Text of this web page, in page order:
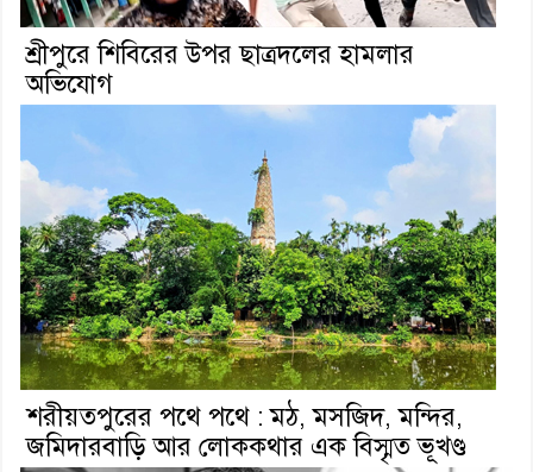
শ্রীপুরে শিবিরের উপর ছাত্রদলের হামলার
অভিযোগ
শরীয়তপুরের পথে পথে : মঠ, মসজিদ, মন্দির,
জমিদারবাড়ি আর লোককথার এক বিস্মৃত ভূখণ্ড